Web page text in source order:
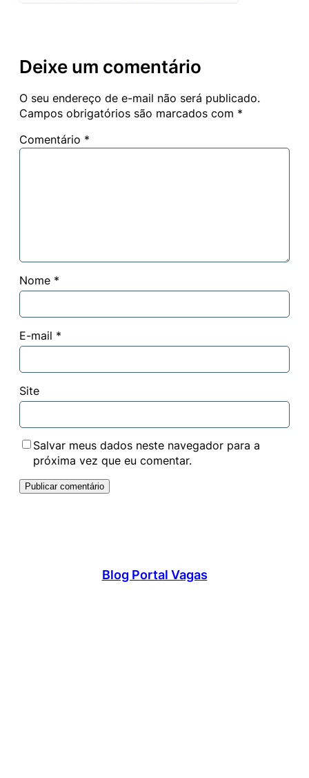
Deixe um comentário
O seu endereço de e-mail não será publicado.
Campos obrigatórios são marcados com *
Comentário *
Nome *
E-mail *
Site
Salvar meus dados neste navegador para a
próxima vez que eu comentar.
Blog Portal Vagas